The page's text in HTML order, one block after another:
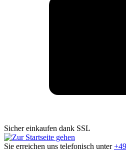
Sicher einkaufen dank SSL
Sie erreichen uns telefonisch unter